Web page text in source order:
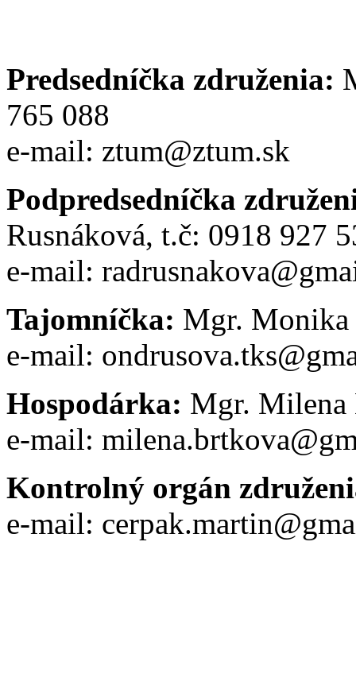
Predsedníčka združenia:
765 088
e-mail: ztum@ztum.sk
Podpredsedníčka
Rusnáková, t.č: 0918 927
e-mail:
Tajomníčka: Mgr. Monika
e-mail:
Hospodárka: Mgr. Milena
e-mail:
Kontrolný orgán
e-mail: